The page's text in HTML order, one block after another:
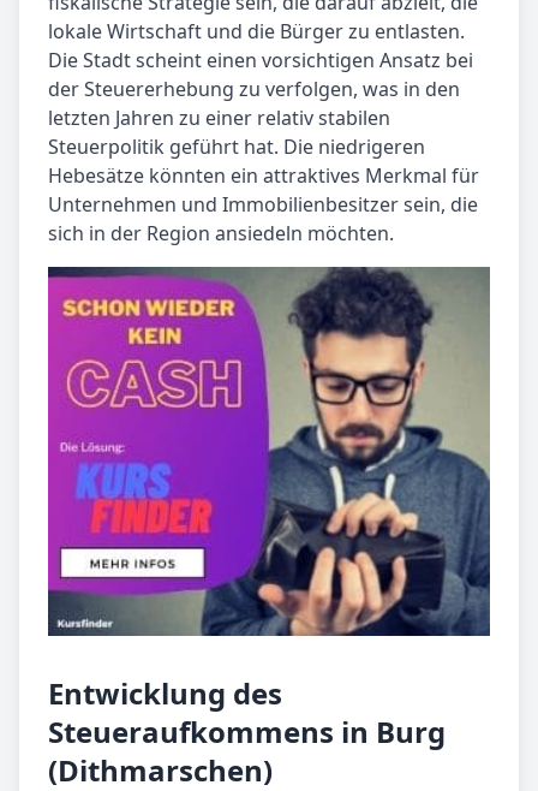
lokale Wirtschaft und die Bürger zu entlasten.
Die Stadt scheint einen vorsichtigen Ansatz bei
der Steuererhebung zu verfolgen, was in den
letzten Jahren zu einer relativ stabilen
Steuerpolitik geführt hat. Die niedrigeren
Hebesätze könnten ein attraktives Merkmal für
Unternehmen und Immobilienbesitzer sein, die
sich in der Region ansiedeln möchten.
Entwicklung des
Steueraufkommens in Burg
(Dithmarschen)